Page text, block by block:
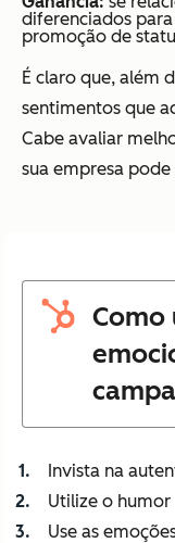
diferenciados
promoção de
É claro que, além
sentimentos que
Cabe avaliar
sua empresa
Como
Invista na
Utilize o humor
Use as